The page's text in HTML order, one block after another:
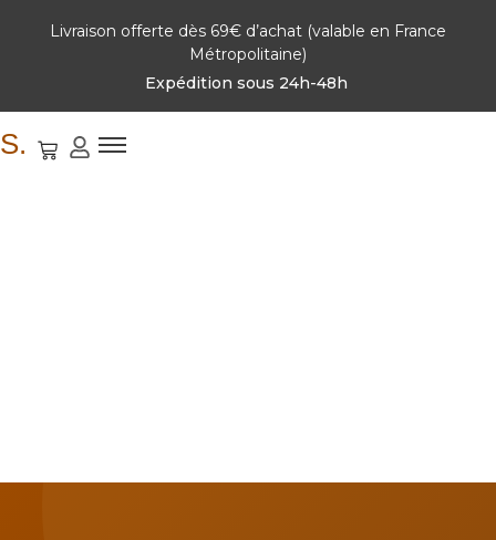
Livraison offerte dès 69€ d’achat (valable en France
Métropolitaine)
Expédition sous 24h-48h
S.